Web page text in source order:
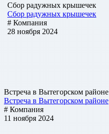
Сбор радужных крышечек
Сбор радужных крышечек
# Компания
28 ноября 2024
Встреча в Вытегорском районе
Встреча в Вытегорском районе
# Компания
11 ноября 2024